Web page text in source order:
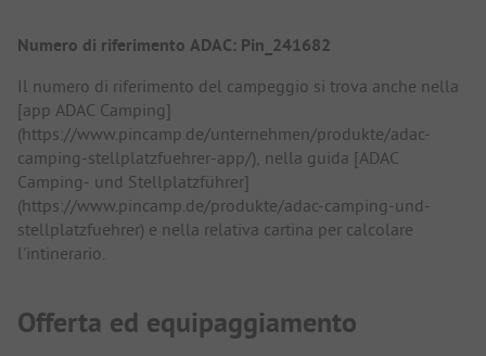
Numero di riferimento ADAC: Pin_241682
Il numero di riferimento del campeggio si trova anche nella
[app ADAC Camping]
(https://www.pincamp.de/unternehmen/produkte/adac-
camping-stellplatzfuehrer-app/), nella guida [ADAC
Camping- und Stellplatzführer]
(https://www.pincamp.de/produkte/adac-camping-und-
stellplatzfuehrer) e nella relativa cartina per calcolare
l'intinerario.
Offerta ed equipaggiamento